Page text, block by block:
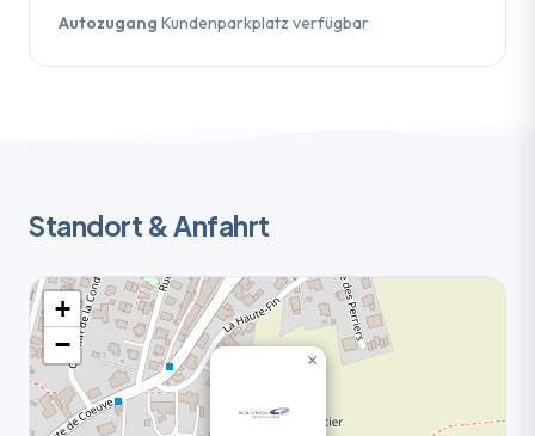
Autozugang Kundenparkplatz verfügbar
Standort & Anfahrt
×
+
−